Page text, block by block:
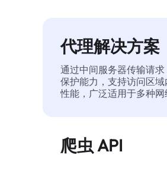
代理解决方案
通过中间服务器传输请
保护能力，支持访问区
性能，广泛适用于多种网
爬虫 API